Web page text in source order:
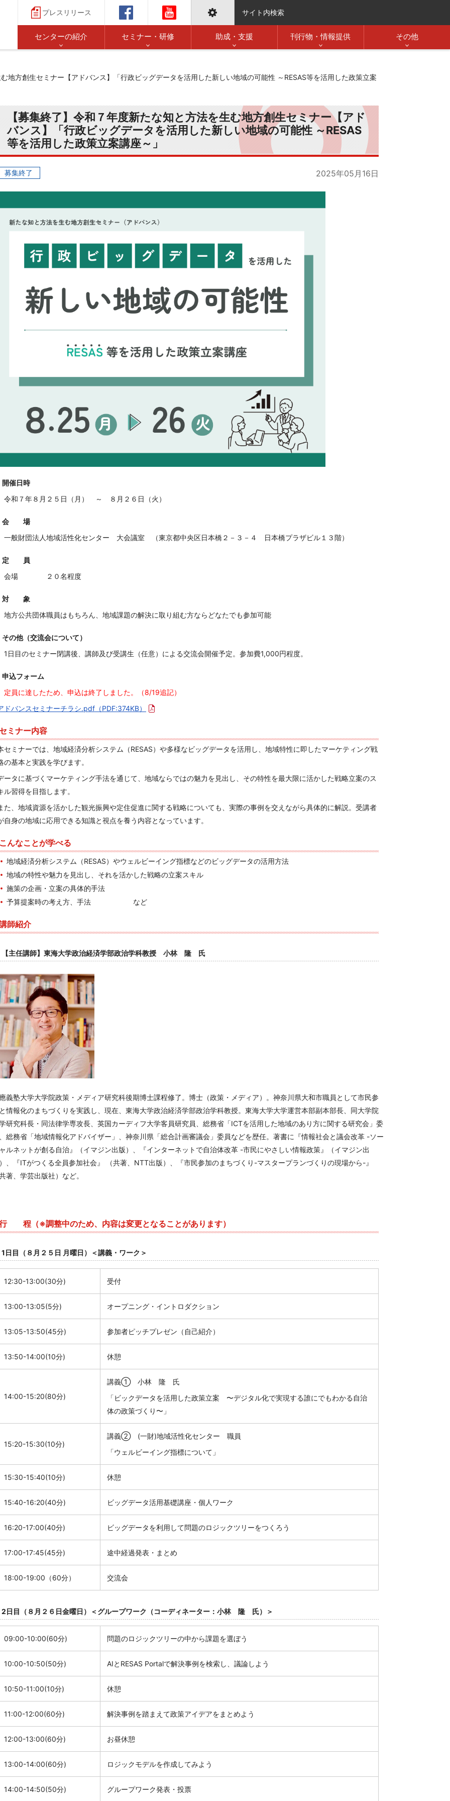
プレスリリース サイト内検索
センターの紹介 セミナー・研修 助成・支援 刊行物・情報提供 その他
地方創生セミナー【アドバンス】「行政ビッグデータを活用した新しい地域の可能性 ～RESAS等を活用した政策立案
【募集終了】令和７年度新たな知と方法を生む地方創生セミナー【アド
バンス】「行政ビッグデータを活用した新しい地域の可能性 ～RESAS
等を活用した政策立案講座～」
募集終了 2025年05月16日
開催日時
令和７年８月２５日（月） ～ ８月２６日（火）
会 場
一般財団法人地域活性化センター 大会議室 （東京都中央区日本橋２－３－４ 日本橋プラザビル１３階）
定 員
会場 ２０名程度
対 象
地方公共団体職員はもちろん、地域課題の解決に取り組む方ならどなたでも参加可能
その他（交流会について）
1日目のセミナー閉講後、講師及び受講生（任意）による交流会開催予定。参加費1,000円程度。
申込フォーム
定員に達したため、申込は終了しました。（8/19追記）
ドバンスセミナーチラシ.pdf（PDF:374KB）
セミナー内容
セミナーでは、地域経済分析システム（RESAS）や多様なビッグデータを活用し、地域特性に即したマーケティング戦
の基本と実践を学びます。
ータに基づくマーケティング手法を通じて、地域ならではの魅力を見出し、その特性を最大限に活かした戦略立案のス
ル習得を目指します。
た、地域資源を活かした観光振興や定住促進に関する戦略についても、実際の事例を交えながら具体的に解説。受講者
自身の地域に応用できる知識と視点を養う内容となっています。
こんなことが学べる
地域経済分析システム（RESAS）やウェルビーイング指標などのビッグデータの活用方法
地域の特性や魅力を見出し、それを活かした戦略の立案スキル
施策の企画・立案の具体的手法
予算提案時の考え方、手法 など
師紹介
【主任講師】東海大学政治経済学部政治学科教授 小林 隆 氏
義塾大学大学院政策・メディア研究科後期博士課程修了。博士（政策・メディア）。神奈川県大和市職員として市民参
情報化のまちづくりを実践し、現在、東海大学政治経済学部政治学科教授。東海大学大学運営本部副本部長、同大学院
研究科長・同法律学専攻長、英国カーディフ大学客員研究員、総務省「ICTを活用した地域のあり方に関する研究会」委
総務省「地域情報化アドバイザー」、神奈川県「総合計画審議会」委員などを歴任。著書に『情報社会と議会改革 -ソー
ルネットが創る自治』（イマジン出版）、『インターネットで自治体改革 -市民にやさしい情報政策』（イマジン出
、『ITがつくる全員参加社会』 （共著、NTT出版）、『市民参加のまちづくり-マスタープランづくりの現場から-』
共著、学芸出版社）など。
程（※調整中のため、内容は変更となることがあります）
1日目（８月２５日 月曜日）＜講義・ワーク＞
12:30-13:00(30分) 受付
13:00-13:05(5分) オープニング・イントロダクション
13:05-13:50(45分) 参加者ピッチプレゼン（自己紹介）
13:50-14:00(10分) 休憩
14:00-15:20(80分)
講義① 小林 隆 氏
「ビックデータを活用した政策立案 〜デジタル化で実現する誰にでもわかる自治
体の政策づくり〜」
15:20-15:30(10分)
講義② (一財)地域活性化センター 職員
「ウェルビーイング指標について」
15:30-15:40(10分) 休憩
15:40-16:20(40分) ビッグデータ活用基礎講座・個人ワーク
16:20-17:00(40分) ビッグデータを利用して問題のロジックツリーをつくろう
17:00-17:45(45分) 途中経過発表・まとめ
18:00-19:00（60分） 交流会
2日目（８月２６日金曜日）＜グループワーク（コーディネーター：小林 隆 氏）＞
09:00-10:00(60分) 問題のロジックツリーの中から課題を選ぼう
10:00-10:50(50分) AIと RESAS Portalで解決事例を検索し、議論しよう
10:50-11:00(10分) 休憩
11:00-12:00(60分) 解決事例を踏まえて政策アイデアをまとめよう
12:00-13:00(60分) お昼休憩
13:00-14:00(60分) ロジックモデルを作成してみよう
14:00-14:50(50分) グループワーク発表・投票